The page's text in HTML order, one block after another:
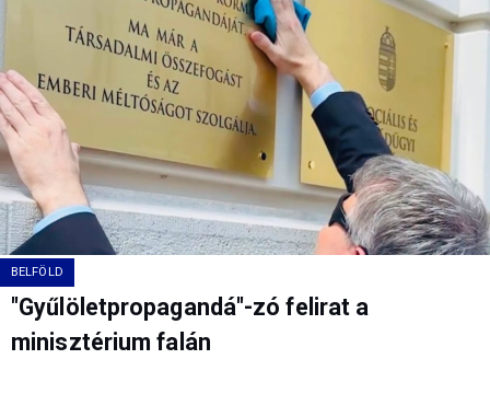
BELFÖLD
"Gyűlöletpropagandá"-zó felirat a
minisztérium falán